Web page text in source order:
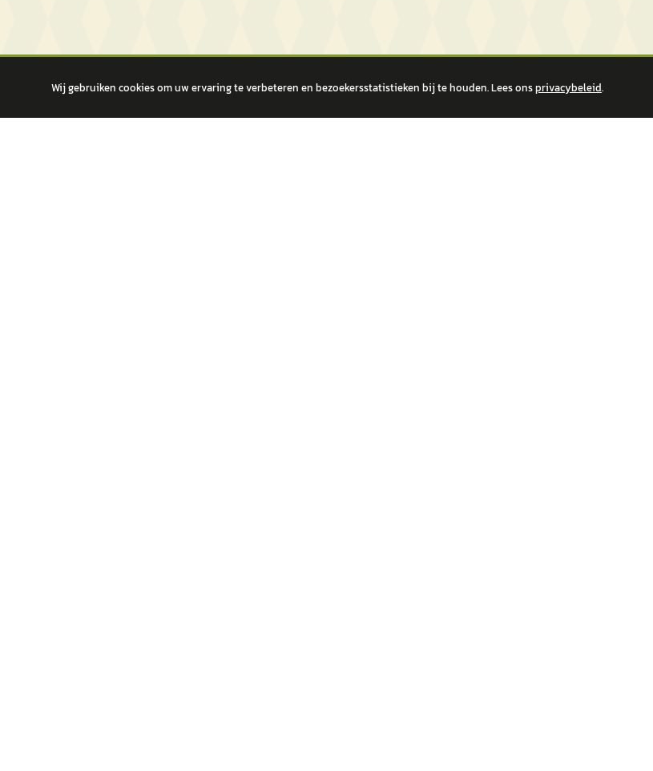
Wij gebruiken cookies om uw ervaring te verbeteren en bezoekersstatistieken bij te houden. Lees onsprivacybeleid.